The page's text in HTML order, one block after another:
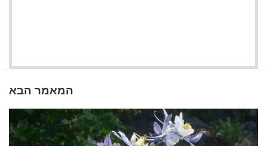
המאמר הבא